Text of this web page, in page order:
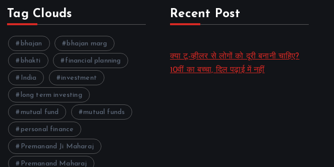
Tag Clouds
bhajan bhajan marg
bhakti financial planning
India investment
long term investing
mutual fund mutual funds
personal finance
Premanand Ji Maharaj
Premanand Maharaj
Recent Post
क्या टू-व्हीलर से लोगों को दूरी बनानी चाहिए?
10वीं का बच्चा, दिल पढ़ाई में नहीं